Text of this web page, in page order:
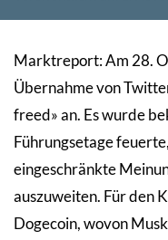
Marktreport: Am 28.
Übernahme von
freed» an. Es wurde
Führungsetage
eingeschränkte
auszuweiten. Für den
Dogecoin, wovon